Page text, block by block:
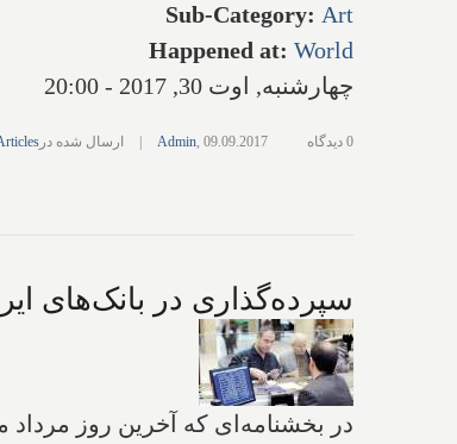
Sub-Category: Art
Happened at: World
چهارشنبه, اوت 30, 2017 - 20:00
Admin, 09.09.2017 ارسال شده در 0 دیدگاه
سپرده‌گذاری در بانک‌های
در بخشنامه‌ای که آخرین روز